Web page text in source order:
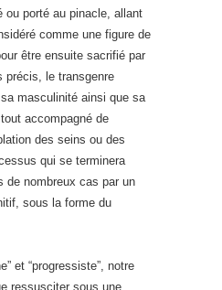
ou porté au pinacle, allant
comme une figure de
être ensuite sacrifié par
précis, le transgenre
masculinité ainsi que sa
accompagné de
des seins ou des
qui se terminera
de nombreux cas par un
sous la forme du
et “progressiste”, notre
ressusciter sous une